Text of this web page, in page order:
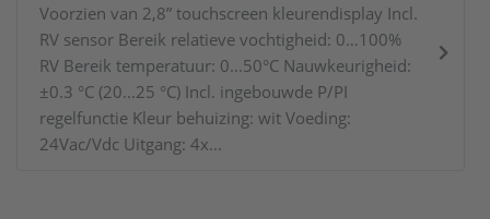
Voorzien van 2,8” touchscreen kleurendisplay Incl.
RV sensor Bereik relatieve vochtigheid: 0…100%
RV Bereik temperatuur: 0...50°C Nauwkeurigheid:
±0.3 °C (20...25 °C) Incl. ingebouwde P/PI
regelfunctie Kleur behuizing: wit Voeding:
24Vac/Vdc Uitgang: 4x...